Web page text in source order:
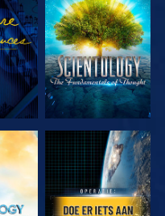
VERKEN DE
SERIE
KIJK